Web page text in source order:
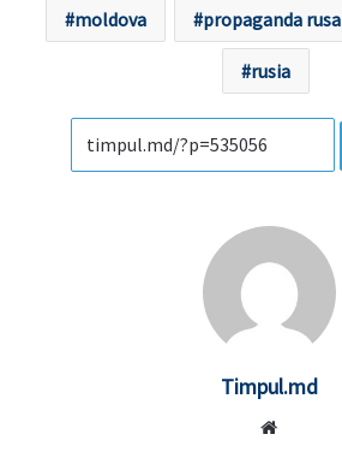
moldova propaganda rusa
rusia
Timpul.md